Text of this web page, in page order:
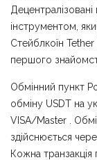
інструментом,
Стейблкоїн
першого
Обмінний пункт
обміну USDT на
VISA/Master .
здійснюється
Кожна транзакція